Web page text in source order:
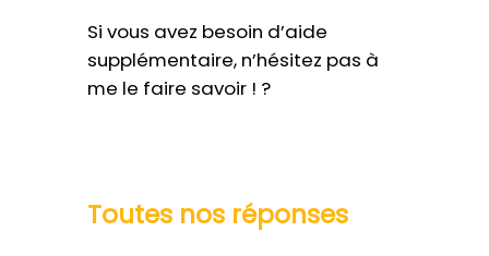
Si vous avez besoin d’aide
supplémentaire, n’hésitez pas à
me le faire savoir ! ?
Toutes nos réponses